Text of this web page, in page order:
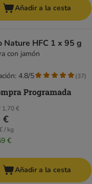
Añadir a la cesta
Nature HFC 1 x 95 g
con jamón
1,70 €
€
/ kg
€
4.8/5 (37)
Añadir a la cesta